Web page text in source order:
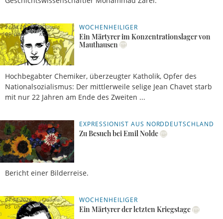
WOCHENHEILIGER
Ein Märtyrer im Konzentrationslager von
Mauthausen
Hochbegabter Chemiker, überzeugter Katholik, Opfer des
Nationalsozialismus: Der mittlerweile selige Jean Chavet starb
mit nur 22 Jahren am Ende des Zweiten ...
24.04.2026,
05 Uhr
Claudia
Kock
EXPRESSIONIST AUS NORDDEUTSCHLAND
Zu Besuch bei Emil Nolde
Bericht einer Bilderreise.
18.04.2026,
17 Uhr
Michael
Göring
WOCHENHEILIGER
Ein Märtyrer der letzten Kriegstage
04.04.2026,
05 Uhr
Claudia
Kock